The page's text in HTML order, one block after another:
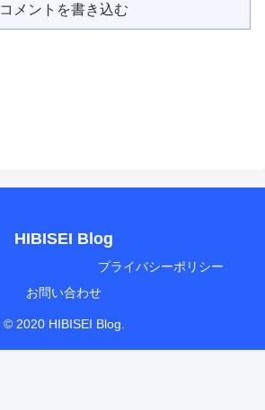
コメントを書き込む
HIBISEI Blog
プライバシーポリシー
お問い合わせ
© 2020 HIBISEI Blog.